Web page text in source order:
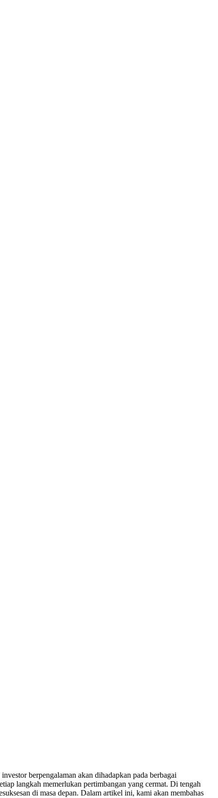
berpengalaman akan dihadapkan pada berbagai
langkah memerlukan pertimbangan yang cermat. Di tengah
di masa depan. Dalam artikel ini, kami akan membahas